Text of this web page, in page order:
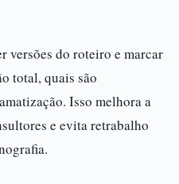
versões do roteiro e marcar
total, quais são
Isso melhora a
e evita retrabalho